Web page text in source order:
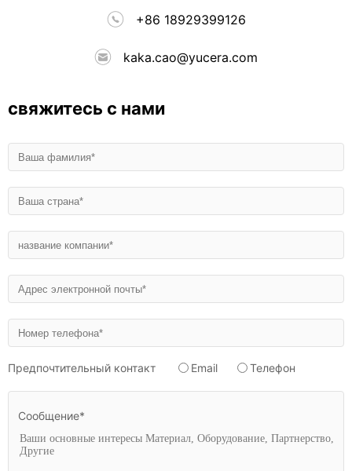
+86 18929399126
kaka.cao@yucera.com
свяжитесь с нами
Предпочтительный контакт Email Телефон
Сообщение*